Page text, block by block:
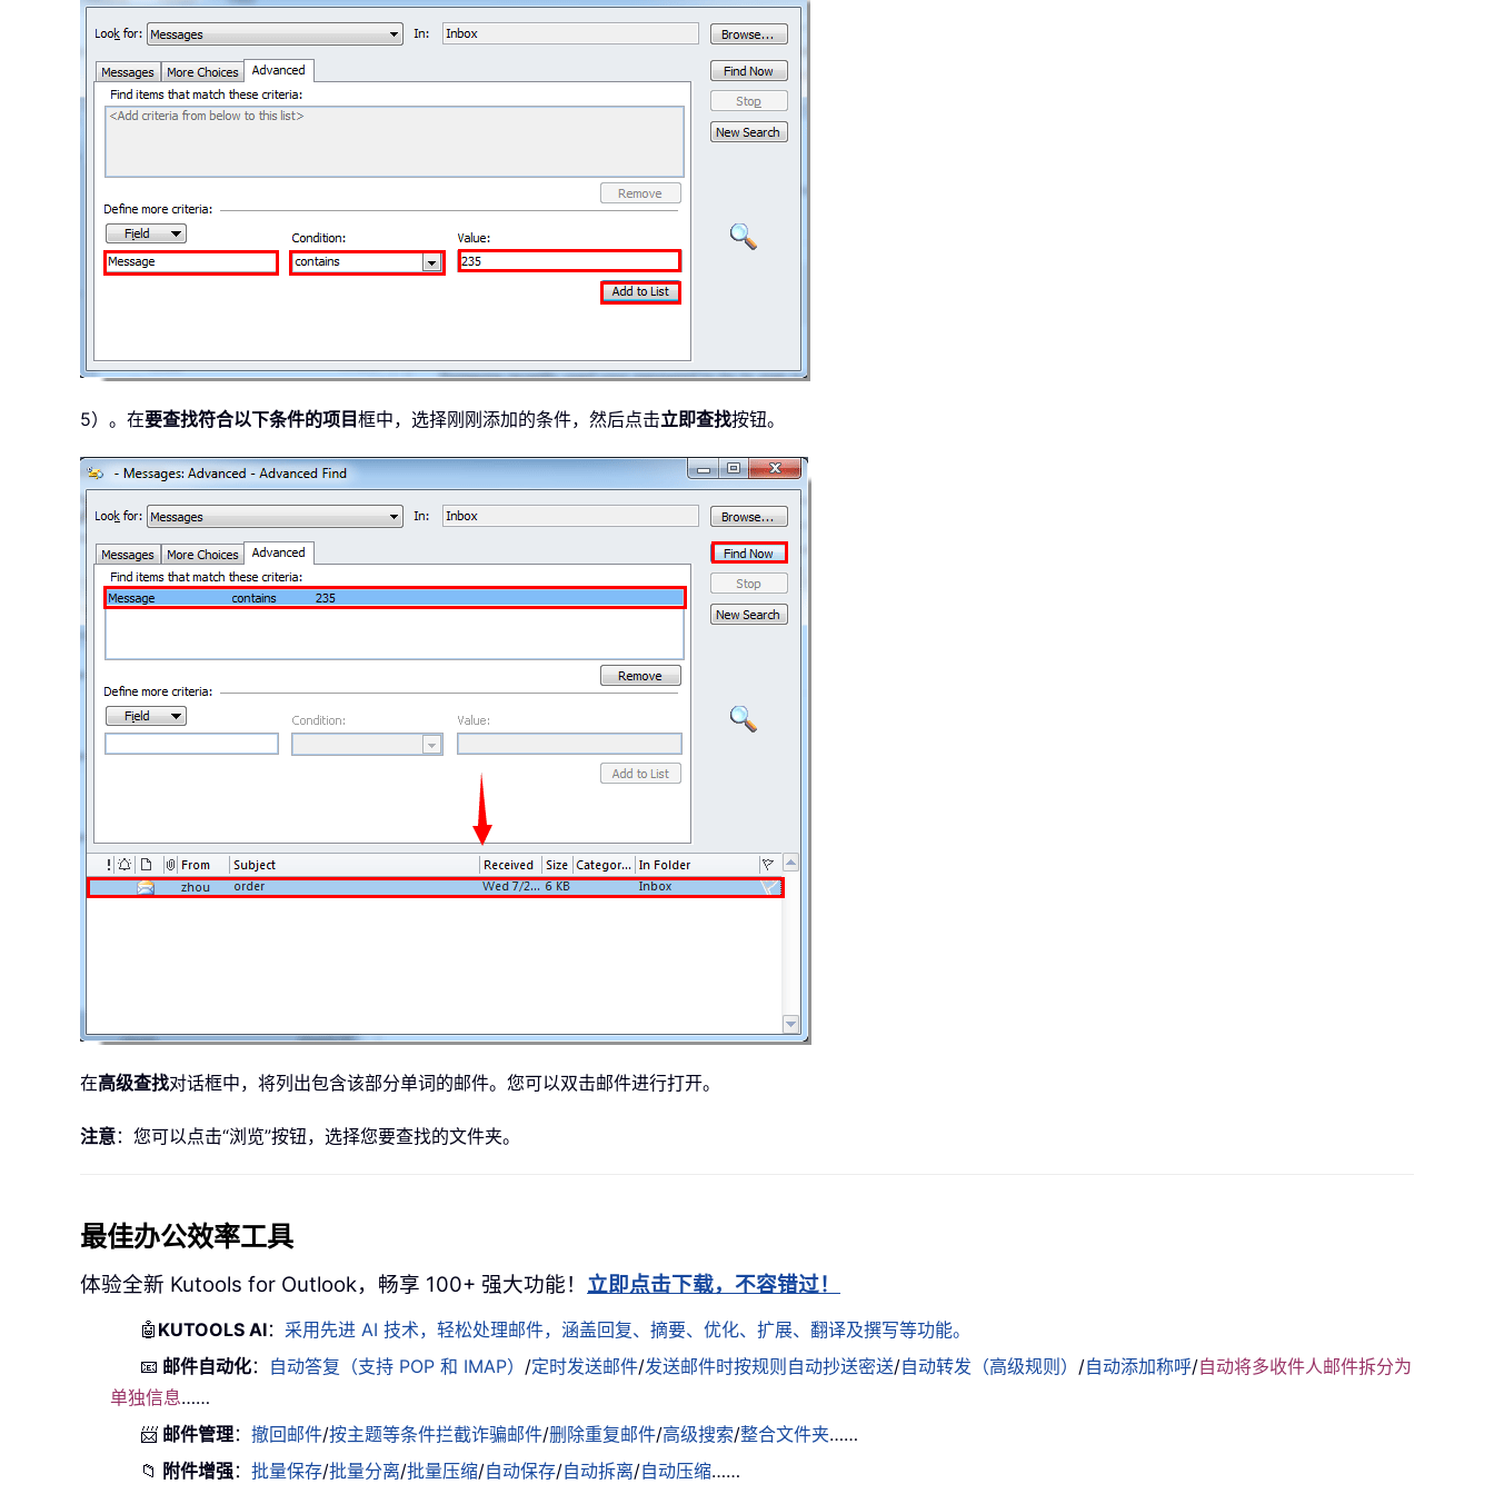
5）。在要查找符合以下条件的项目框中，选择刚刚添加的条件，然后点击立即查找按钮。
在高级查找对话框中，将列出包含该部分单词的邮件。您可以双击邮件进行打开。
注意：您可以点击“浏览”按钮，选择您要查找的文件夹。
最佳办公效率工具
体验全新 Kutools for Outlook，畅享 100+ 强大功能！ 立即点击下载，不容错过！
🤖 KUTOOLS AI： 采用先进 AI 技术，轻松处理邮件，涵盖回复、摘要、优化、扩展、翻译及撰写等功能。
📧 邮件自动化： 自动答复（支持 POP 和 IMAP） /定时发送邮件/发送邮件时按规则自动抄送密送/自动转发（高级规则） /自动添加称呼/自动将多收件人邮件拆分为
单独信息……
📨 邮件管理：撤回邮件/按主题等条件拦截诈骗邮件/删除重复邮件/高级搜索/整合文件夹……
📁 附件增强：批量保存/批量分离/批量压缩/自动保存/自动拆离/自动压缩……